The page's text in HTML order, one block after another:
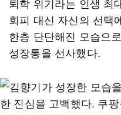
회피 대신 자신의 선택
한층 단단해진 모습으
성장통을 선사했다.